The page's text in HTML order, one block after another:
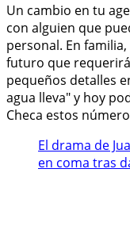
Un cambio en tu
con alguien que
personal. En
futuro que
pequeños detalles
agua lleva" y hoy
Checa estos
El drama de
en coma tras